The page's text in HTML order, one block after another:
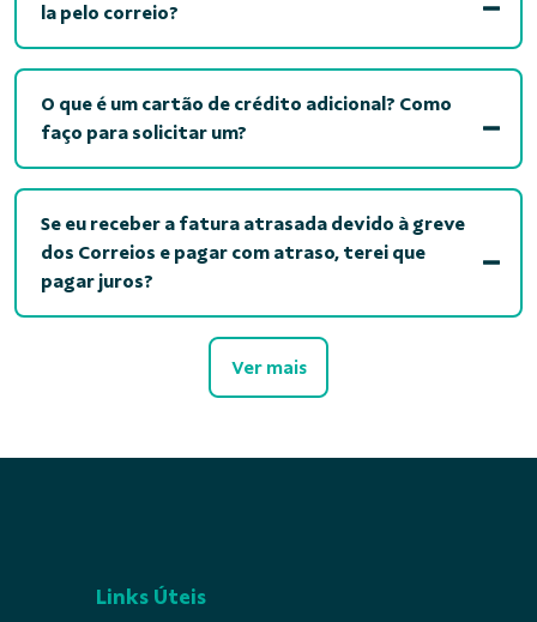
la pelo correio?
O que é um cartão de crédito adicional? Como
faço para solicitar um?
Se eu receber a fatura atrasada devido à greve
dos Correios e pagar com atraso, terei que
pagar juros?
Ver mais
Links Úteis